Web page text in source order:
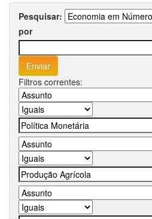
Pesquisar:
por
Filtros correntes: